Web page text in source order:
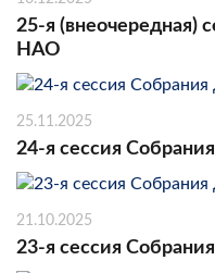
25-я (внеочередная)
НАО
25.11.2025
24-я сессия
21.10.2025
23-я сессия